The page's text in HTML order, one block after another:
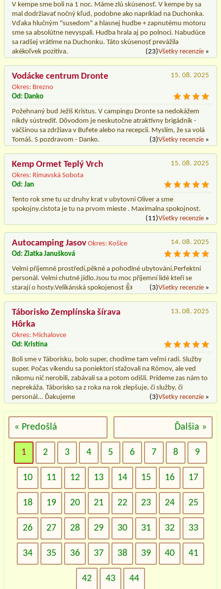
V kempe sme boli na 1 noc. Máme zlú skúsenosť. V kempe by sa
mal dodržiavať nočný kľud, podobne ako napríklad na Duchonka.
Vďaka hlučným "susedom" a hlasnej hudbe + zapnutému motoru
sme sa absolútne nevyspali. Hudba hrala aj po polnoci. Nabudúce
sa radšej vrátime na Duchonku. Táto skúsenosť prevážila
akékoľvek pozitíva.
(23)Všetky recenzíe »
Vodácke centrum Dronte
Okres: Brezno
15. 08. 2025
Od: Danko
Požehnaný bud Ježiš Kristus. V campingu Dronte sa nedokážem
nikdy sústrediť. Dôvodom je neskutočne atraktívny brigádnik -
väčšinou sa zdržiava v Bufete alebo na recepcii. Myslím, že sa volá
Tomáš. S pozdravom - Danko.
(3)Všetky recenzíe »
Kemp Ormet Teplý Vrch
Okres: Rimavská Sobota
15. 08. 2025
Od: Jan
Tento rok sme tu uz druhy krat v ubytovni Oliver a sme
spokojny.cistota je tu na prvom mieste . Maximalna spokojnost.
(11)Všetky recenzíe »
Autocamping Jasov Okres: Košice
14. 08. 2025
Od: Zlatka Janušková
Velmi příjemné prostředí,pěkné a pohodlné ubytování.Perfektní
personál. Velmi chutné jídlo.Jsou tu moc příjemní lidé kteří se
starají o hosty.Velikánská spokojenost 👍
(3)Všetky recenzíe »
Táborisko Zemplínska šírava
Hôrka
Okres: Michalovce
13. 08. 2025
Od: Kristína
Boli sme v Táborisku, bolo super, chodíme tam veľmi radi. Služby
super. Počas víkendu sa poniektorí sťažovali na Rómov, ale ved
nikomu nič nerobili, zabávali sa a potom odišli. Prídeme zas nám to
neprekáža. Táborisko sa z roka na rok zlepšuje, či služby, či
personál... Ďakujeme
(3)Všetky recenzíe »
« Predošlá Ďalšia »
1 2 3 4 5 6 7 8 9
10 11 12 13 14 15 16 17
18 19 20 21 22 23 24 25
26 27 28 29 30 31 32 33
34 35 36 37 38 39 40 41
42 43 44